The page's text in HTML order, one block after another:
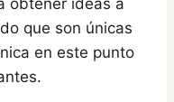
obtener ideas a
que son únicas
en este punto